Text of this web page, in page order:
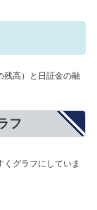
残高）と日証金の融
フ
グラフにしていま